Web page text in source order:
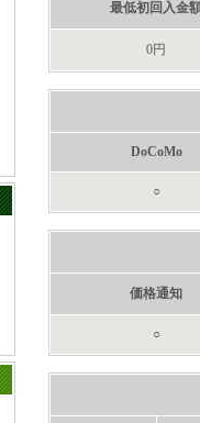
最低初回入金
0円
DoCoMo
○
価格通知
○